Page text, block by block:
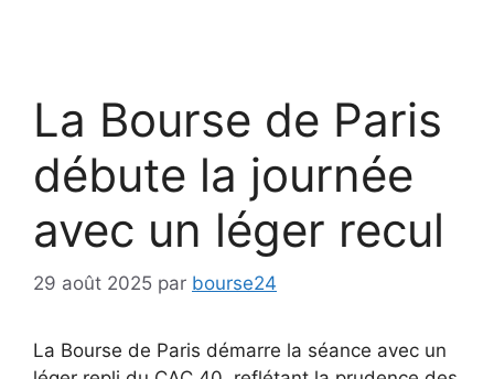
La Bourse de Paris
débute la journée
avec un léger recul
29 août 2025 par bourse24
La Bourse de Paris démarre la séance avec un